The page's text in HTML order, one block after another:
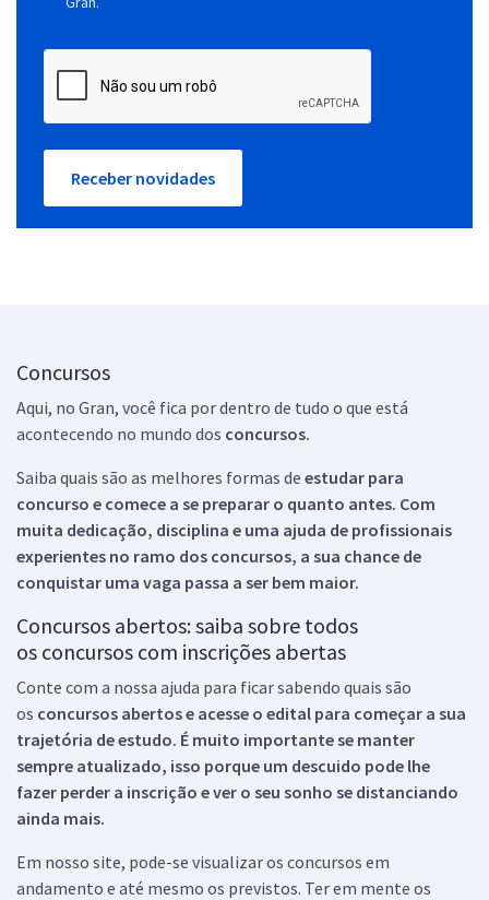
Receber novidades
Concursos
Aqui, no Gran, você fica por dentro de tudo o que está
acontecendo no mundo dos concursos.
Saiba quais são as melhores formas de estudar para
concurso e comece a se preparar o quanto antes. Com
muita dedicação, disciplina e uma ajuda de profissionais
experientes no ramo dos concursos, a sua chance de
conquistar uma vaga passa a ser bem maior.
Concursos abertos: saiba sobre todos
os concursos com inscrições abertas
Conte com a nossa ajuda para ficar sabendo quais são
os concursos abertos e acesse o edital para começar a sua
trajetória de estudo. É muito importante se manter
sempre atualizado, isso porque um descuido pode lhe
fazer perder a inscrição e ver o seu sonho se distanciando
ainda mais.
Em nosso site, pode-se visualizar os concursos em
andamento e até mesmo os previstos. Ter em mente os